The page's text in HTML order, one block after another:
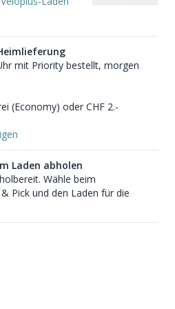
mit Priority bestellt, morgen
(Economy) oder CHF 2.-
Laden abholen
Wähle beim
Pick und den Laden für die